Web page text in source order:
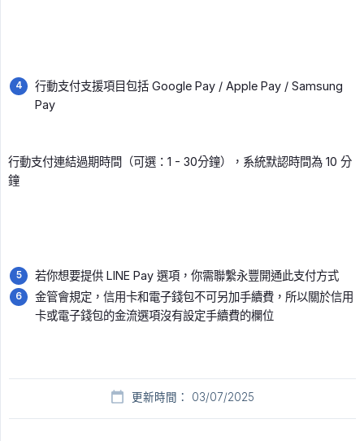
行動支付支援項目包括 Google Pay / Apple Pay / Samsung
Pay
行動支付連結過期時間（可選：1 - 30分鐘），系統默認時間為 10 分
鐘
若你想要提供 LINE Pay 選項，你需聯繫永豐開通此支付方式
金管會規定，信用卡和電子錢包不可另加手續費，所以關於信用
卡或電子錢包的金流選項沒有設定手續費的欄位
更新時間： 03/07/2025